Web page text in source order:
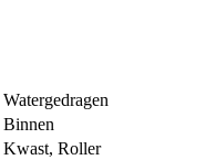
Watergedragen
Binnen
Kwast, Roller